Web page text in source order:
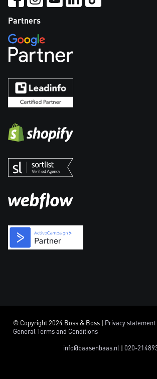
Partners
© Copyright 2024 Boss & Boss | Privacy statement
General Terms and Conditions
info@baasenbaas.nl| 020-